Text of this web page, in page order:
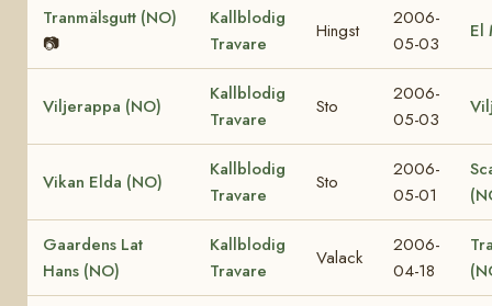
Tranmälsgutt (NO)
📷
Kallblodig
Travare
Hingst
2006-
05-03
El
Viljerappa (NO)
Kallblodig
Travare
Sto
2006-
05-03
Vikan Elda (NO)
Kallblodig
Travare
Sto
2006-
05-01
Gaardens Lat
Hans (NO)
Kallblodig
Travare
Valack
2006-
04-18